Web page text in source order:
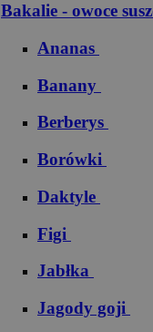
Bakalie - owoce
Ananas
Banany
Berberys
Borówki
Daktyle
Figi
Jabłka
Jagody goji